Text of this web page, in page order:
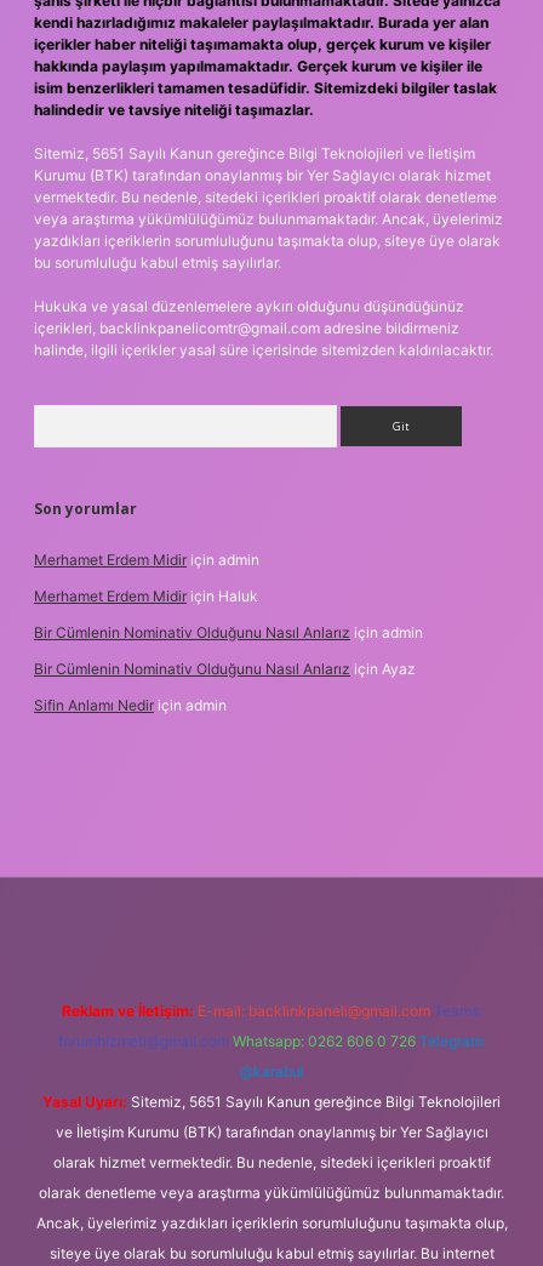
kendi hazırladığımız makaleler paylaşılmaktadır. Burada yer alan
içerikler haber niteliği taşımamakta olup, gerçek kurum ve kişiler
hakkında paylaşım yapılmamaktadır. Gerçek kurum ve kişiler ile
isim benzerlikleri tamamen tesadüfidir. Sitemizdeki bilgiler taslak
halindedir ve tavsiye niteliği taşımazlar.
Sitemiz, 5651 Sayılı Kanun gereğince Bilgi Teknolojileri ve İletişim
Kurumu (BTK) tarafından onaylanmış bir Yer Sağlayıcı olarak hizmet
vermektedir. Bu nedenle, sitedeki içerikleri proaktif olarak denetleme
veya araştırma yükümlülüğümüz bulunmamaktadır. Ancak, üyelerimiz
yazdıkları içeriklerin sorumluluğunu taşımakta olup, siteye üye olarak
bu sorumluluğu kabul etmiş sayılırlar.
Hukuka ve yasal düzenlemelere aykırı olduğunu düşündüğünüz
içerikleri, backlinkpanelicomtr@gmail.com adresine bildirmeniz
halinde, ilgili içerikler yasal süre içerisinde sitemizden kaldırılacaktır.
Son yorumlar
Merhamet Erdem Midir için admin
Merhamet Erdem Midir için Haluk
Bir Cümlenin Nominativ Olduğunu Nasıl Anlarız için admin
Bir Cümlenin Nominativ Olduğunu Nasıl Anlarız için Ayaz
Sifin Anlamı Nedir için admin
Reklam ve İletişim: E-mail: backlinkpaneli@gmail.com Teams:
forumhizmeti@gmail.com Whatsapp: 0262 606 0 726 Telegram:
@karabul
Yasal Uyarı: Sitemiz, 5651 Sayılı Kanun gereğince Bilgi Teknolojileri
ve İletişim Kurumu (BTK) tarafından onaylanmış bir Yer Sağlayıcı
olarak hizmet vermektedir. Bu nedenle, sitedeki içerikleri proaktif
olarak denetleme veya araştırma yükümlülüğümüz bulunmamaktadır.
Ancak, üyelerimiz yazdıkları içeriklerin sorumluluğunu taşımakta olup,
siteye üye olarak bu sorumluluğu kabul etmiş sayılırlar. Bu internet